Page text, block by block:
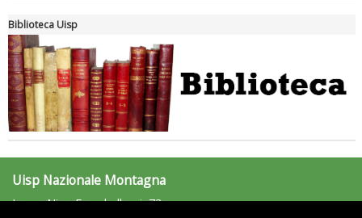
La formazione Uisp rallenta ma prosegue anche in estate
Biblioteca Uisp
Uisp Nazionale Montagna
Largo Nino Franchellucci, 73